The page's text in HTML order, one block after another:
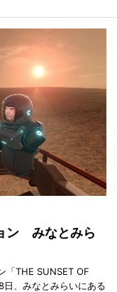
ン みなとみら
「THE SUNSET OF
、みなとみらいにある